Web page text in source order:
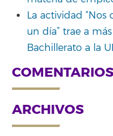
La actividad
un día” trae a
Bachillerato a la
ARCHIVOS